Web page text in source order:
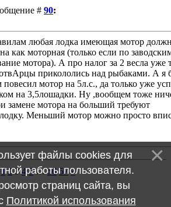
# 90:
любая лодка имеющая мотор
как моторная (только если по
мотора). А про налог за 2 весла уже
прикололись над рыбаками. А я
повесил мотор на 5л.с., да только уже
на 3,5лошадки. Ну ,вообщем тоже
замене мотора на больший требуют
лодку. Меньший мотор можно просто
1 2 3 4 5 … 56 57 »
файлы cookies для
работы пользователя.
страниц сайта, вы
Политикой использования